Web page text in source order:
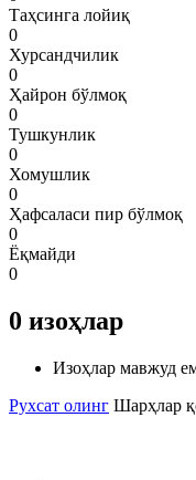
Таҳсинга лойиқ
0
Хурсандчилик
0
Ҳайрон бўлмоқ
0
Тушкунлик
0
Хомушлик
0
Ҳафсаласи пир бўлмоқ
0
Ёқмайди
0
0 изоҳлар
Изоҳлар мавжуд
Рухсат олинг Шарҳлар